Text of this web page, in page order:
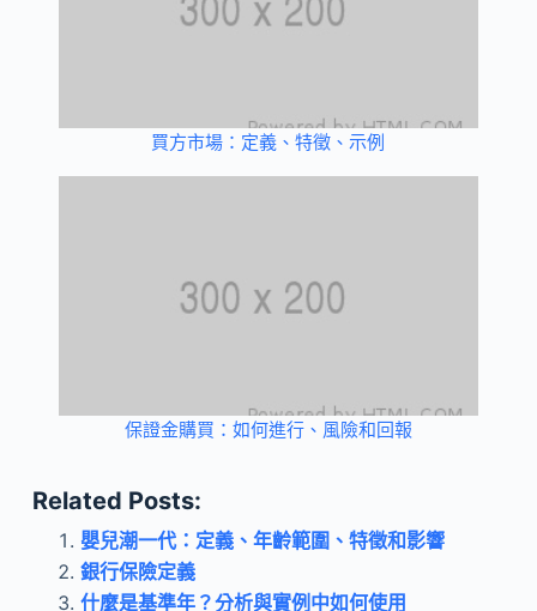
買方市場：定義、特徵、示例
保證金購買：如何進行、風險和回報
Related Posts:
嬰兒潮一代：定義、年齡範圍、特徵和影響
銀行保險定義
什麼是基準年？分析與實例中如何使用